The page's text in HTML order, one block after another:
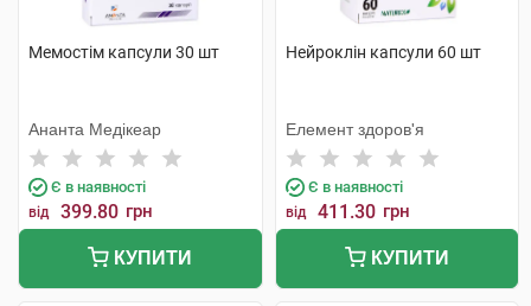
Мемостім капсули 30 шт
Ананта Медікеар
Є в наявності
від 399.80 грн
КУПИТИ
Нейроклін капсули 60 шт
Елемент здоров'я
Є в наявності
від 411.30 грн
КУПИТИ